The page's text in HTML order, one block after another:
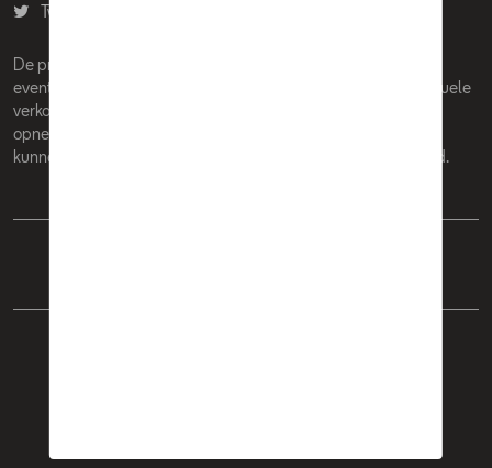
Twitter
De prijzen op deze site zijn adviesprijzen (incl. btw), exclusief
eventuele installatiekosten. Voor meer informatie over de actuele
verkoopprijs en de eventuele installatiekosten kunt u contact
opnemen met uw concessiehouder / agent. De adviesprijzen
kunnen zonder voorafgaande kennisgeving worden gewijzigd.